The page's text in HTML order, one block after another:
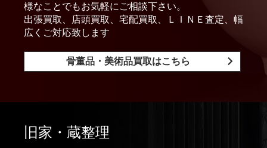
様なことでもお気軽にご相談下さい。
出張買取、店頭買取、宅配買取、ＬＩＮＥ査定、幅
広くご対応致します
骨董品・美術品買取はこちら
旧家・蔵整理